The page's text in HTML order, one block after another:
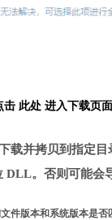
击 此处 进入下载页面
载并拷贝到指定
DLL。否则可能会
件版本和系统版本是否